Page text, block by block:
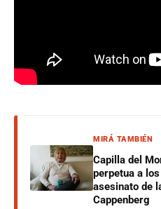
MIRÁ TAMBIÉN
Capilla del
perpetua a
asesinato de
Cappenberg